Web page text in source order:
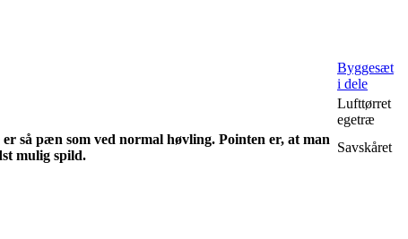
Byggesæt
i dele
Lufttørret
egetræ
så pæn som ved normal høvling. Pointen er, at man
mulig spild.
Savskåret